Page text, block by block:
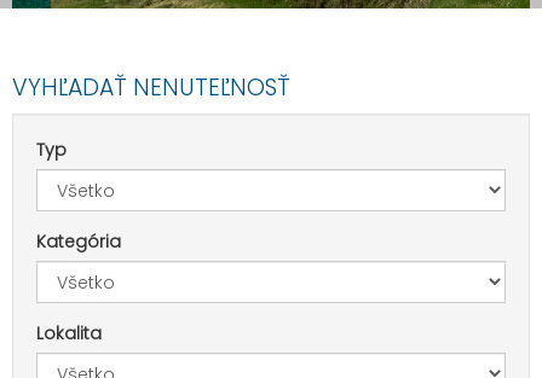
VYHĽADAŤ NENUTEĽNOSŤ
Typ
Kategória
Lokalita